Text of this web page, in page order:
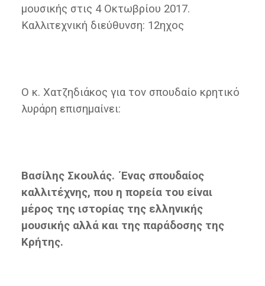
μουσικής στις 4 Οκτωβρίου 2017.
Καλλιτεχνική διεύθυνση: 12ηχος
Ο κ. Χατζηδιάκος για τον σπουδαίο κρητικό
λυράρη επισημαίνει:
Βασίλης Σκουλάς. ΄Ενας σπουδαίος
καλλιτέχνης, που η πορεία του είναι
μέρος της ιστορίας της ελληνικής
μουσικής αλλά και της παράδοσης της
Κρήτης.